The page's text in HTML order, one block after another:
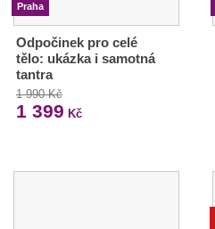
Praha
Odpočinek pro celé
tělo: ukázka i samotná
tantra
1 990 Kč
1 399 Kč